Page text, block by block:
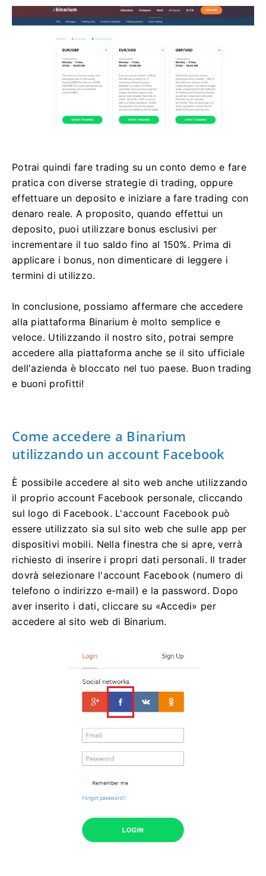
Potrai quindi fare trading su un conto demo e fare
pratica con diverse strategie di trading, oppure
effettuare un deposito e iniziare a fare trading con
denaro reale. A proposito, quando effettui un
deposito, puoi utilizzare bonus esclusivi per
incrementare il tuo saldo fino al 150%. Prima di
applicare i bonus, non dimenticare di leggere i
termini di utilizzo.
In conclusione, possiamo affermare che accedere
alla piattaforma Binarium è molto semplice e
veloce. Utilizzando il nostro sito, potrai sempre
accedere alla piattaforma anche se il sito ufficiale
dell'azienda è bloccato nel tuo paese. Buon trading
e buoni profitti!
Come accedere a Binarium
utilizzando un account Facebook
È possibile accedere al sito web anche utilizzando
il proprio account Facebook personale, cliccando
sul logo di Facebook. L'account Facebook può
essere utilizzato sia sul sito web che sulle app per
dispositivi mobili. Nella finestra che si apre, verrà
richiesto di inserire i propri dati personali. Il trader
dovrà selezionare l'account Facebook (numero di
telefono o indirizzo e-mail) e la password. Dopo
aver inserito i dati, cliccare su «Accedi» per
accedere al sito web di Binarium.